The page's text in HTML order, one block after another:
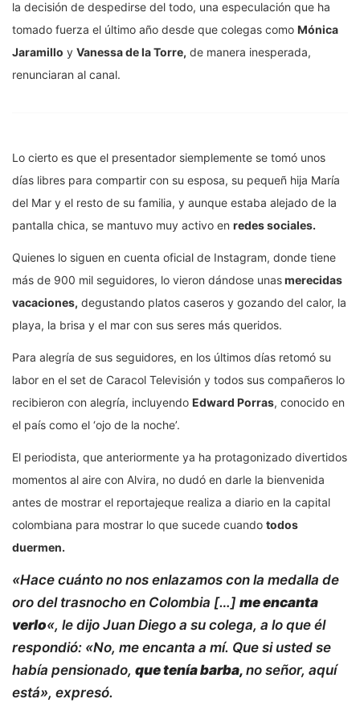
la decisión de despedirse del todo, una especulación que ha
tomado fuerza el último año desde que colegas como Mónica
Jaramillo y Vanessa de la Torre, de manera inesperada,
renunciaran al canal.
Lo cierto es que el presentador siemplemente se tomó unos
días libres para compartir con su esposa, su pequeñ hija María
del Mar y el resto de su familia, y aunque estaba alejado de la
pantalla chica, se mantuvo muy activo en redes sociales.
Quienes lo siguen en cuenta oficial de Instagram, donde tiene
más de 900 mil seguidores, lo vieron dándose unasmerecidas
vacaciones, degustando platos caseros y gozando del calor, la
playa, la brisa y el mar con sus seres más queridos.
Para alegría de sus seguidores, en los últimos días retomó su
labor en el set de Caracol Televisión y todos sus compañeros lo
recibieron con alegría, incluyendo Edward Porras, conocido en
el país como el ‘ojo de la noche’.
El periodista, que anteriormente ya ha protagonizado divertidos
momentos al aire con Alvira, no dudó en darle la bienvenida
antes de mostrar el reportajeque realiza a diario en la capital
colombiana para mostrar lo que sucede cuando todos
duermen.
«Hace cuánto no nos enlazamos con la medalla de
oro del trasnocho en Colombia […] me encanta
verlo«, le dijo Juan Diego a su colega, a lo que él
respondió: «No, me encanta a mí. Que si usted se
había pensionado, que tenía barba, no señor, aquí
está», expresó.